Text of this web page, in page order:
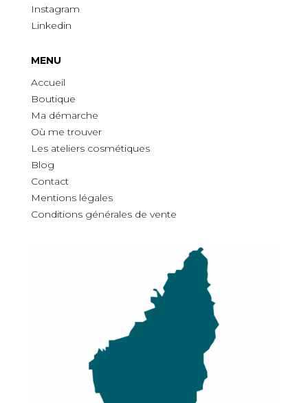
Instagram
Linkedin
MENU
Accueil
Boutique
Ma démarche
Où me trouver
Les ateliers cosmétiques
Blog
Contact
Mentions légales
Conditions générales de vente